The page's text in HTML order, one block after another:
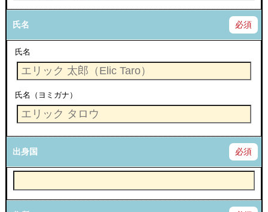
氏名 必須
氏名
氏名（ヨミガナ）
出身国 必須